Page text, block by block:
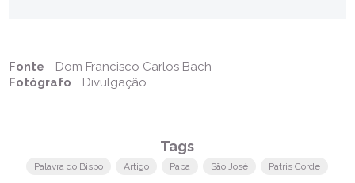
Fonte
Dom Francisco Carlos Bach
Fotógrafo
Divulgação
Tags
Palavra do Bispo Artigo Papa São José Patris Corde